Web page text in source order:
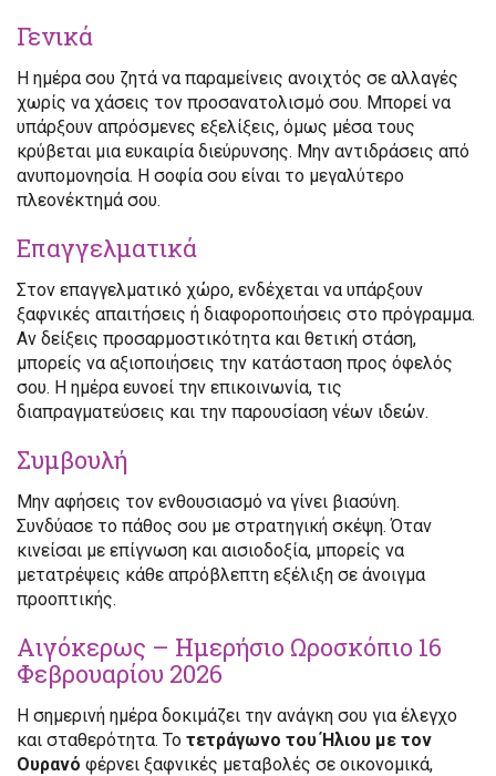
Γενικά
Η ημέρα σου ζητά να παραμείνεις ανοιχτός σε αλλαγές
χωρίς να χάσεις τον προσανατολισμό σου. Μπορεί να
υπάρξουν απρόσμενες εξελίξεις, όμως μέσα τους
κρύβεται μια ευκαιρία διεύρυνσης. Μην αντιδράσεις από
ανυπομονησία. Η σοφία σου είναι το μεγαλύτερο
πλεονέκτημά σου.
Επαγγελματικά
Στον επαγγελματικό χώρο, ενδέχεται να υπάρξουν
ξαφνικές απαιτήσεις ή διαφοροποιήσεις στο πρόγραμμα.
Αν δείξεις προσαρμοστικότητα και θετική στάση,
μπορείς να αξιοποιήσεις την κατάσταση προς όφελός
σου. Η ημέρα ευνοεί την επικοινωνία, τις
διαπραγματεύσεις και την παρουσίαση νέων ιδεών.
Συμβουλή
Μην αφήσεις τον ενθουσιασμό να γίνει βιασύνη.
Συνδύασε το πάθος σου με στρατηγική σκέψη. Όταν
κινείσαι με επίγνωση και αισιοδοξία, μπορείς να
μετατρέψεις κάθε απρόβλεπτη εξέλιξη σε άνοιγμα
προοπτικής.
Αιγόκερως – Ημερήσιο Ωροσκόπιο 16
Φεβρουαρίου 2026
Η σημερινή ημέρα δοκιμάζει την ανάγκη σου για έλεγχο
και σταθερότητα. Το τετράγωνο του Ήλιου με τον
Ουρανό φέρνει ξαφνικές μεταβολές σε οικονομικά,